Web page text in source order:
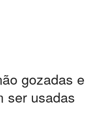
gozadas e
ser usadas